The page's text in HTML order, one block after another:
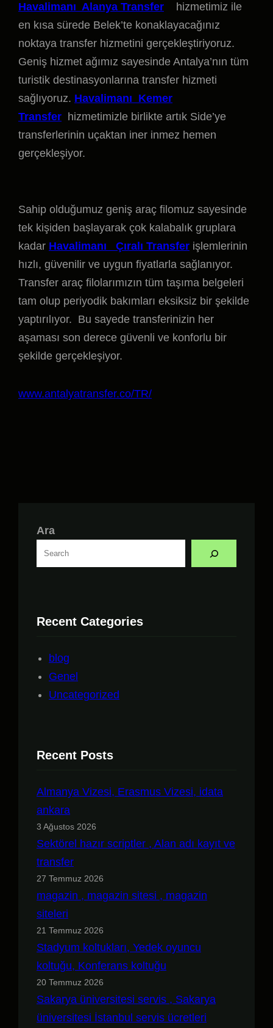
Havalimanı Alanya Transfer hizmetimiz ile
en kısa sürede Belek’te konaklayacağınız
noktaya transfer hizmetini gerçekleştiriyoruz.
Geniş hizmet ağımız sayesinde Antalya’nın tüm
turistik destinasyonlarına transfer hizmeti
sağlıyoruz. Havalimanı Kemer
Transfer hizmetimizle birlikte artık Side’ye
transferlerinin uçaktan iner inmez hemen
gerçekleşiyor.
Sahip olduğumuz geniş araç filomuz sayesinde
tek kişiden başlayarak çok kalabalık gruplara
kadar Havalimanı Çıralı Transfer işlemlerinin
hızlı, güvenilir ve uygun fiyatlarla sağlanıyor.
Transfer araç filolarımızın tüm taşıma belgeleri
tam olup periyodik bakımları eksiksiz bir şekilde
yaptırılıyor. Bu sayede transferinizin her
aşaması son derece güvenli ve konforlu bir
şekilde gerçekleşiyor.
www.antalyatransfer.co/TR/
Ara
Recent Categories
blog
Genel
Uncategorized
Recent Posts
Almanya Vizesi, Erasmus Vizesi, idata
ankara
3 Ağustos 2026
Sektörel hazır scriptler , Alan adı kayıt ve
transfer
27 Temmuz 2026
magazin , magazin sitesi , magazin
siteleri
21 Temmuz 2026
Stadyum koltukları, Yedek oyuncu
koltuğu, Konferans koltuğu
20 Temmuz 2026
Sakarya üniversitesi servis , Sakarya
üniversitesi İstanbul servis ücretleri